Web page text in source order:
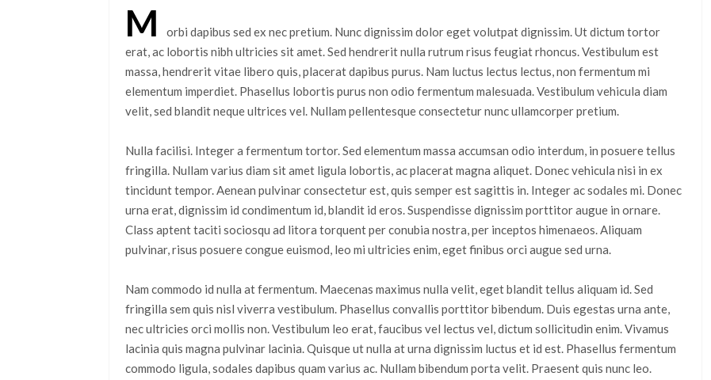
M
orbi dapibus sed ex nec pretium. Nunc dignissim dolor eget volutpat dignissim. Ut dictum tortor
erat, ac lobortis nibh ultricies sit amet. Sed hendrerit nulla rutrum risus feugiat rhoncus. Vestibulum est
massa, hendrerit vitae libero quis, placerat dapibus purus. Nam luctus lectus lectus, non fermentum mi
elementum imperdiet. Phasellus lobortis purus non odio fermentum malesuada. Vestibulum vehicula diam
velit, sed blandit neque ultrices vel. Nullam pellentesque consectetur nunc ullamcorper pretium.
Nulla facilisi. Integer a fermentum tortor. Sed elementum massa accumsan odio interdum, in posuere tellus
fringilla. Nullam varius diam sit amet ligula lobortis, ac placerat magna aliquet. Donec vehicula nisi in ex
tincidunt tempor. Aenean pulvinar consectetur est, quis semper est sagittis in. Integer ac sodales mi. Donec
urna erat, dignissim id condimentum id, blandit id eros. Suspendisse dignissim porttitor augue in ornare.
Class aptent taciti sociosqu ad litora torquent per conubia nostra, per inceptos himenaeos. Aliquam
pulvinar, risus posuere congue euismod, leo mi ultricies enim, eget finibus orci augue sed urna.
Nam commodo id nulla at fermentum. Maecenas maximus nulla velit, eget blandit tellus aliquam id. Sed
fringilla sem quis nisl viverra vestibulum. Phasellus convallis porttitor bibendum. Duis egestas urna ante,
nec ultricies orci mollis non. Vestibulum leo erat, faucibus vel lectus vel, dictum sollicitudin enim. Vivamus
lacinia quis magna pulvinar lacinia. Quisque ut nulla at urna dignissim luctus et id est. Phasellus fermentum
commodo ligula, sodales dapibus quam varius ac. Nullam bibendum porta velit. Praesent quis nunc leo.